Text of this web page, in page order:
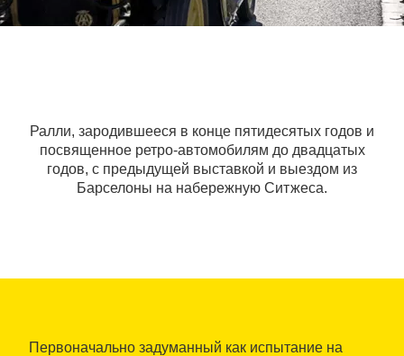
Ралли, зародившееся в конце пятидесятых годов и
посвященное ретро-автомобилям до двадцатых
годов, с предыдущей выставкой и выездом из
Барселоны на набережную Ситжеса.
Первоначально задуманный как испытание на